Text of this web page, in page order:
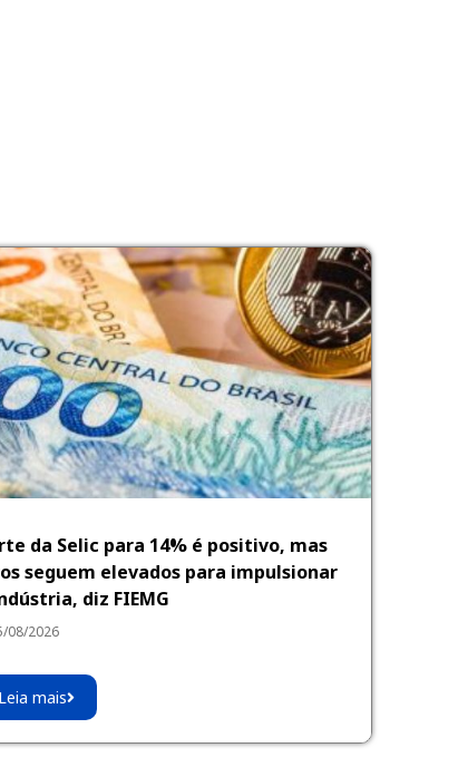
da Selic para 14% é positivo, mas
seguem elevados para impulsionar
diz FIEMG
08/2026
Leia mais